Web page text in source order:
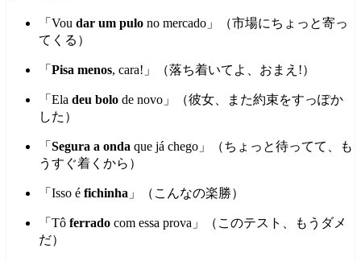
「Vou dar um pulo no mercado」（市場にちょっと寄っ
てくる）
「 Pisa menos, cara!」（落ち着いてよ、おまえ!）
「Ela deu bolo de novo」（彼女、また約束をすっぽか
した）
「 Segura a onda que já chego」（ちょっと待ってて、も
うすぐ着くから）
「Isso é fichinha 」（こんなの楽勝）
「Tô ferrado com essa prova」（このテスト、もうダメ
だ）